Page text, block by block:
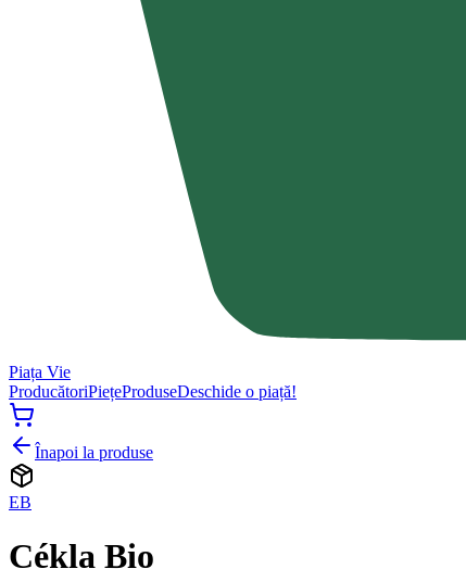
Piața Vie
ProducătoriPiețeProduseDeschide o piață!
Înapoi la produse
EB
Cékla Bio